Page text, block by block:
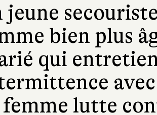
jeune
bien plus
qui
femme lutte